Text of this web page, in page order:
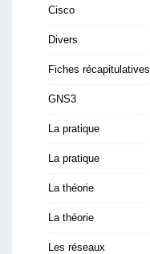
Cisco
Divers
Fiches récapitulatives
GNS3
La pratique
La pratique
La théorie
La théorie
Les réseaux